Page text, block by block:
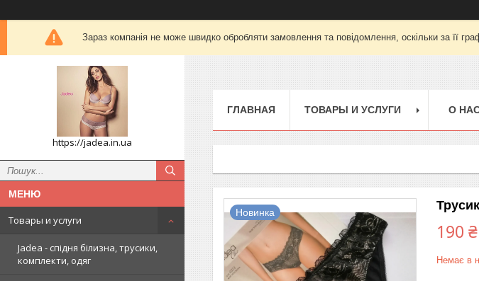
Зараз компанія не може швидко обробляти замовлення та повідомлення, оскільки за її
https://jadea.in.ua
Товары и услуги
Jadea - спідня білизна, трусики,
комплекти, одяг
ГЛАВНАЯ ТОВАРЫ И УСЛУГИ О
Новинка
190 ₴
Немає в